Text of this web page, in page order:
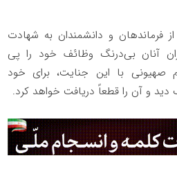
فرماندهان و دانشمندان به شهادت
آنان بی‌درنگ وظائف خود را پی
صهیونی با این جنایت، برای خود
و آن را قطعاً دریافت خواهد کرد.